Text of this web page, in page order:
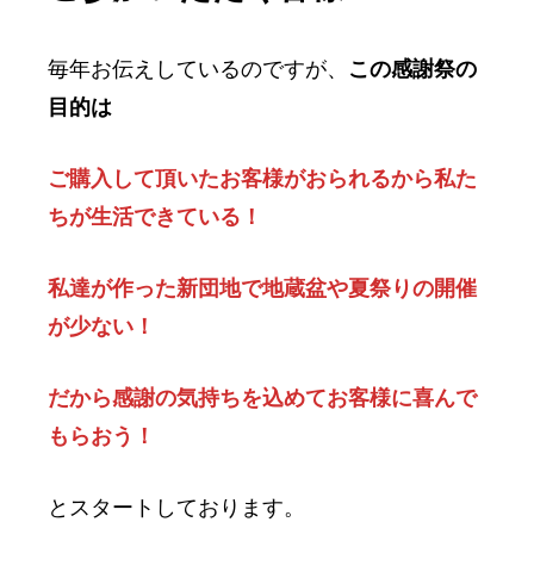
毎年お伝えしているのですが、 この感謝祭の
目的は
ご購入して頂いたお客様がおられるから私た
ちが生活できている！
私達が作った新団地で地蔵盆や夏祭りの開催
が少ない！
だから感謝の気持ちを込めてお客様に喜んで
もらおう！
とスタートしております。